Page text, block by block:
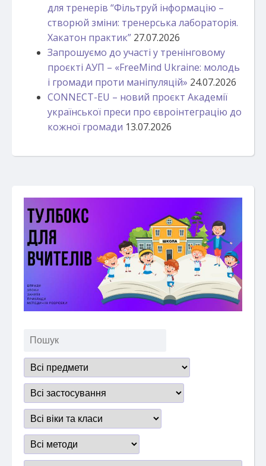
для тренерів “Фільтруй інформацію –
створюй зміни: тренерська лабораторія.
Хакатон практик” 27.07.2026
Запрошуємо до участі у тренінговому
проєкті АУП – «FreeMind Ukraine: молодь
і громади проти маніпуляцій» 24.07.2026
CONNECT-EU – новий проєкт Академії
української преси про євроінтеграцію до
кожної громади 13.07.2026